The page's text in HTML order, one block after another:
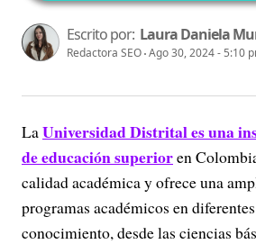
Escrito por: Laura Daniela
Redactora SEO Ago 30, 2024 - 5:10
LaUniversidad Distrital es una
de educación superioren
calidad académica y ofrece una
programas académicos en
conocimiento, desde las ciencias